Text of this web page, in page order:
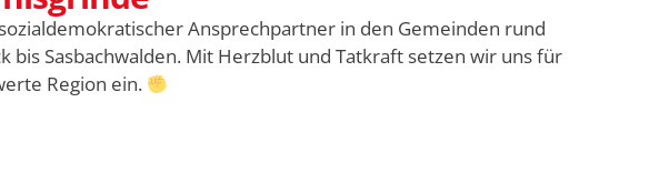
Ansprechpartner in den Gemeinden rund
bis Sasbachwalden. Mit Herzblut und Tatkraft setzen wir uns für
Region ein.